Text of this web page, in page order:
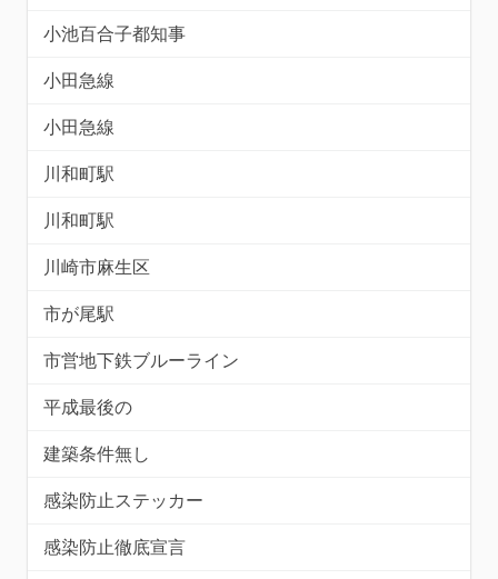
小池百合子都知事
小田急線
小田急線
川和町駅
川和町駅
川崎市麻生区
市が尾駅
市営地下鉄ブルーライン
平成最後の
建築条件無し
感染防止ステッカー
感染防止徹底宣言